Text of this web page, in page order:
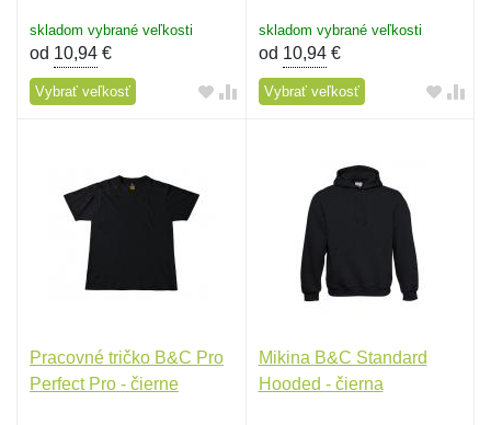
skladom vybrané veľkosti
od 10,94 €
Vybrať veľkosť
skladom vybrané veľkosti
od 10,94€
Vybrať veľkosť
Pracovné tričko B&C Pro
Perfect Pro - čierne
Mikina B&C Standard
Hooded - čierna